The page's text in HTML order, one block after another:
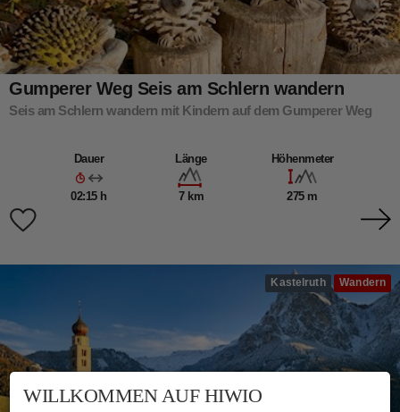
Gumperer Weg Seis am Schlern wandern
Seis am Schlern wandern mit Kindern auf dem Gumperer Weg
Dauer
02:15 h
Länge
7 km
Höhenmeter
275 m
Kastelruth Wandern
WILLKOMMEN AUF HIWIO